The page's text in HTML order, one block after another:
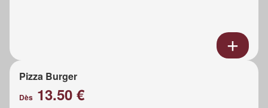
Pizza Burger
Dès 13.50 €